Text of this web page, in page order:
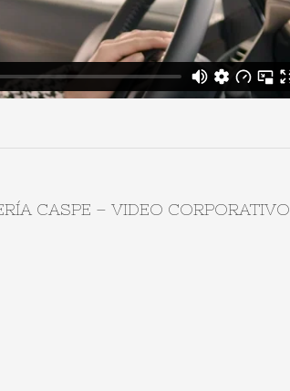
CASPE – VIDEO CORPORATIVO